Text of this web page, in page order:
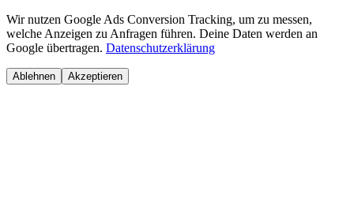
Wir nutzen Google Ads Conversion Tracking, um zu messen,
welche Anzeigen zu Anfragen führen. Deine Daten werden an
Google übertragen. Datenschutzerklärung
Ablehnen Akzeptieren